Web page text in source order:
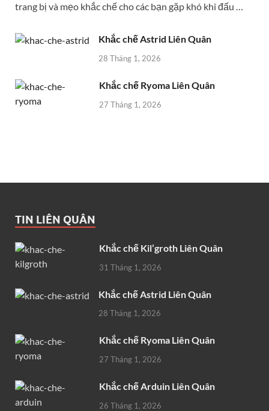
trang bị và mẹo khắc chế cho các bạn gặp khó khi đấu …
Khắc chế Astrid Liên Quân
28 Tháng 1, 2026
Khắc chế Ryoma Liên Quân
27 Tháng 1, 2026
TIN LIÊN QUÂN
Khắc chế Kil’groth Liên Quân
31 Tháng 1, 2026
Khắc chế Astrid Liên Quân
28 Tháng 1, 2026
Khắc chế Ryoma Liên Quân
27 Tháng 1, 2026
Khắc chế Arduin Liên Quân
26 Tháng 1, 2026